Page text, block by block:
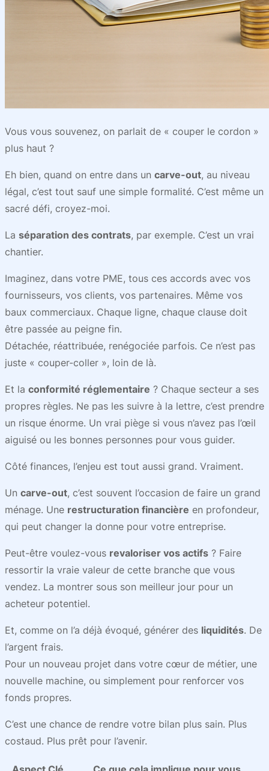
Vous vous souvenez, on parlait de « couper le cordon »
plus haut ?
Eh bien, quand on entre dans un carve-out, au niveau
légal, c’est tout sauf une simple formalité. C’est même un
sacré défi, croyez-moi.
La séparation des contrats, par exemple. C’est un vrai
chantier.
Imaginez, dans votre PME, tous ces accords avec vos
fournisseurs, vos clients, vos partenaires. Même vos
baux commerciaux. Chaque ligne, chaque clause doit
être passée au peigne fin.
Détachée, réattribuée, renégociée parfois. Ce n’est pas
juste « couper-coller », loin de là.
Et la conformité réglementaire ? Chaque secteur a ses
propres règles. Ne pas les suivre à la lettre, c’est prendre
un risque énorme. Un vrai piège si vous n’avez pas l’œil
aiguisé ou les bonnes personnes pour vous guider.
Côté finances, l’enjeu est tout aussi grand. Vraiment.
Un carve-out, c’est souvent l’occasion de faire un grand
ménage. Une restructuration financière en profondeur,
qui peut changer la donne pour votre entreprise.
Peut-être voulez-vous revaloriser vos actifs ? Faire
ressortir la vraie valeur de cette branche que vous
vendez. La montrer sous son meilleur jour pour un
acheteur potentiel.
Et, comme on l’a déjà évoqué, générer des liquidités. De
l’argent frais.
Pour un nouveau projet dans votre cœur de métier, une
nouvelle machine, ou simplement pour renforcer vos
fonds propres.
C’est une chance de rendre votre bilan plus sain. Plus
costaud. Plus prêt pour l’avenir.